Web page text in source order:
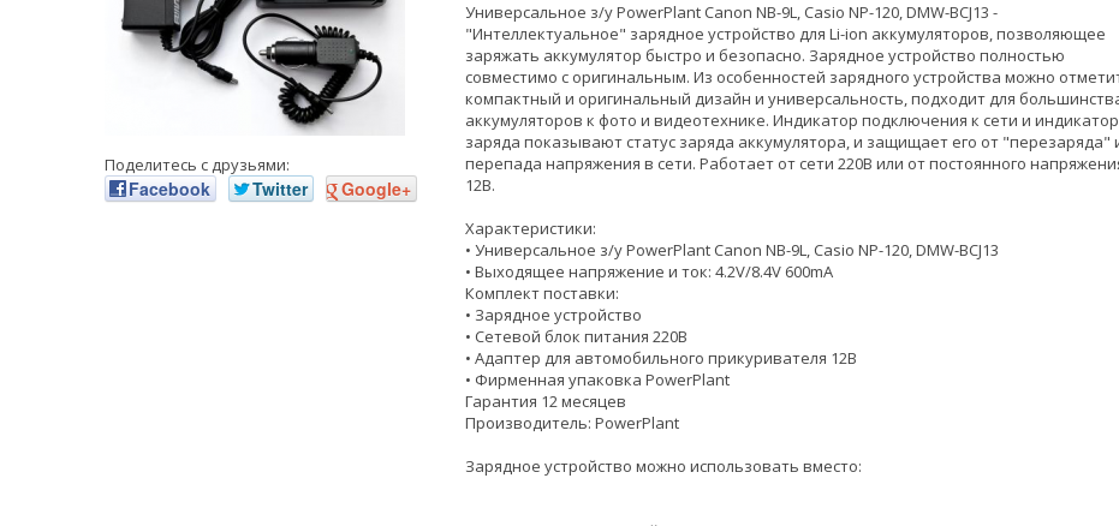
Поделитесь с друзьями:
Facebook Twitter Google+
Универсальное з/у PowerPlant Canon NB-9L, Casio NP-120, DMW-BCJ13 -
"Интеллектуальное" зарядное устройство для Li-ion аккумуляторов, позволяющее
заряжать аккумулятор быстро и безопасно. Зарядное устройство полностью
совместимо с оригинальным. Из особенностей зарядного устройства можно
компактный и оригинальный дизайн и универсальность, подходит для
аккумуляторов к фото и видеотехнике. Индикатор подключения к сети и индикатор
заряда показывают статус заряда аккумулятора, и защищает его от "перезаряда"
перепада напряжения в сети. Работает от сети 220В или от постоянного
12В.
Характеристики:
• Универсальное з/у PowerPlant Canon NB-9L, Casio NP-120, DMW-BCJ13
• Выходящее напряжение и ток: 4.2V/8.4V 600mA
Комплект поставки:
• Зарядное устройство
• Сетевой блок питания 220В
• Адаптер для автомобильного прикуривателя 12В
• Фирменная упаковка PowerPlant
Гарантия 12 месяцев
Производитель: PowerPlant
Зарядное устройство можно использовать вместо: